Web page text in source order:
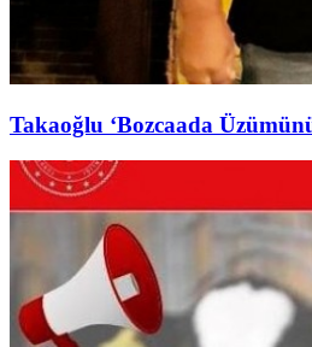
Takaoğlu ‘Bozcaada